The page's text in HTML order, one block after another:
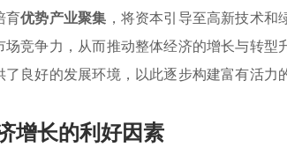
育优势产业聚集 ，将资本引导至高新技术和
竞争力，从而推动整体经济的增长与转型
良好的发展环境，以此逐步构建富有活力
增长的利好因素